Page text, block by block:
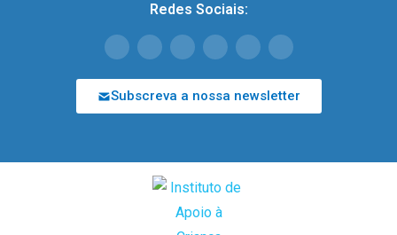
Redes Sociais:
Subscreva a nossa newsletter